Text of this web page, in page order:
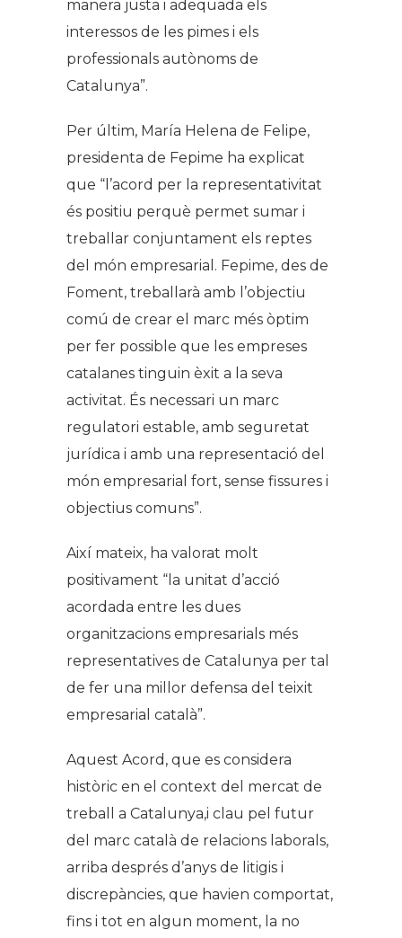
manera justa i adequada els
interessos de les pimes i els
professionals autònoms de
Catalunya”.
Per últim, María Helena de Felipe,
presidenta de Fepime ha explicat
que “l’acord per la representativitat
és positiu perquè permet sumar i
treballar conjuntament els reptes
del món empresarial. Fepime, des de
Foment, treballarà amb l’objectiu
comú de crear el marc més òptim
per fer possible que les empreses
catalanes tinguin èxit a la seva
activitat. És necessari un marc
regulatori estable, amb seguretat
jurídica i amb una representació del
món empresarial fort, sense fissures i
objectius comuns”.
Així mateix, ha valorat molt
positivament “la unitat d’acció
acordada entre les dues
organitzacions empresarials més
representatives de Catalunya per tal
de fer una millor defensa del teixit
empresarial català”.
Aquest Acord, que es considera
històric en el context del mercat de
treball a Catalunya,i clau pel futur
del marc català de relacions laborals,
arriba després d’anys de litigis i
discrepàncies, que havien comportat,
fins i tot en algun moment, la no